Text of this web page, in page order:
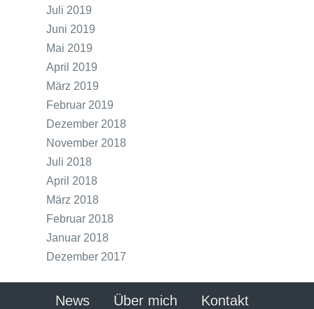
Juli 2019
Juni 2019
Mai 2019
April 2019
März 2019
Februar 2019
Dezember 2018
November 2018
Juli 2018
April 2018
März 2018
Februar 2018
Januar 2018
Dezember 2017
News Über mich
Kontakt